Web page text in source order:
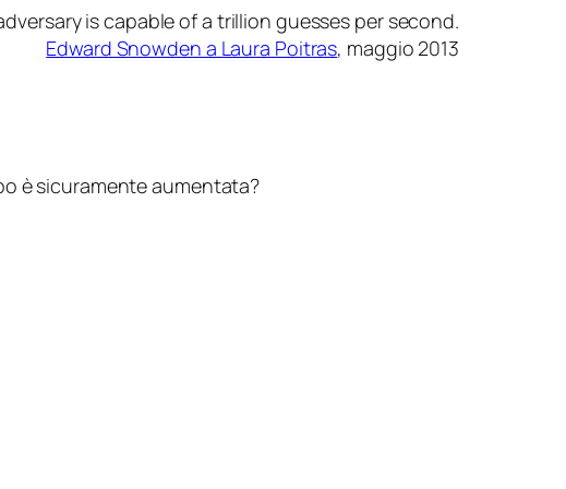
is capable of a trillion guesses per second.
Edward Snowden a Laura Poitras, maggio 2013
è sicuramente aumentata?